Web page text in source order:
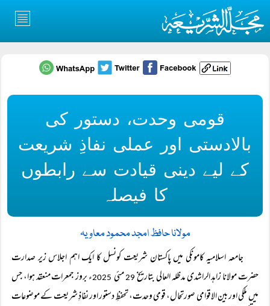
قومی وحدت، دستور کی
بالادستی اور عملی نفاذِ شریعت
کے لیے دینی قیادت سے رابطوں
کا فیصلہ
مولانا حافظ امجد محمود معاویہ
جامعہ اسلامیہ کامونکی میں پاکستان شریعت کونسل کا ایک اہم اجلاس زیر صدارت
حضرت مولانا زاہد الراشدی مدظلہ العالی بتاریخ29 مئی
ء بروز جمعرات منعقد ہوا، جس
میں ملکی اور بین الاقوامی صورتحال، قومی وحدت، تحفظِ دستور اور نفاذِ شریعت کے موضوعات